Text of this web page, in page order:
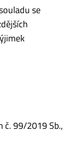
se
č. 99/2019 Sb.,